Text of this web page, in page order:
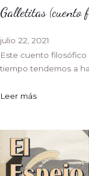
Galletitas (cuento
julio 22, 2021
Este cuento
tiempo tendemos a
Leer más